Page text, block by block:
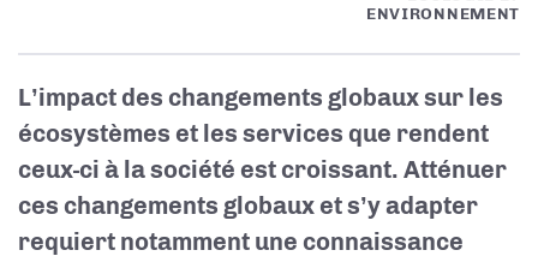
ENVIRONNEMENT
L’impact des changements globaux sur les
écosystèmes et les services que rendent
ceux-ci à la société est croissant. Atténuer
ces changements globaux et s’y adapter
requiert notamment une connaissance